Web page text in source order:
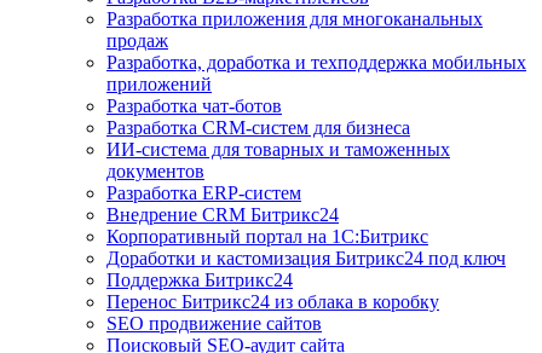
Разработка приложения для многоканальных
продаж
Разработка, доработка и техподдержка мобильных
приложений
Разработка чат-ботов
Разработка CRM-систем для бизнеса
ИИ-система для товарных и таможенных
документов
Разработка ERP-систем
Внедрение CRM Битрикс24
Корпоративный портал на 1С:Битрикс
Доработки и кастомизация Битрикс24 под ключ
Поддержка Битрикс24
Перенос Битрикс24 из облака в коробку
SEO продвижение сайтов
Поисковый SEO-аудит сайта